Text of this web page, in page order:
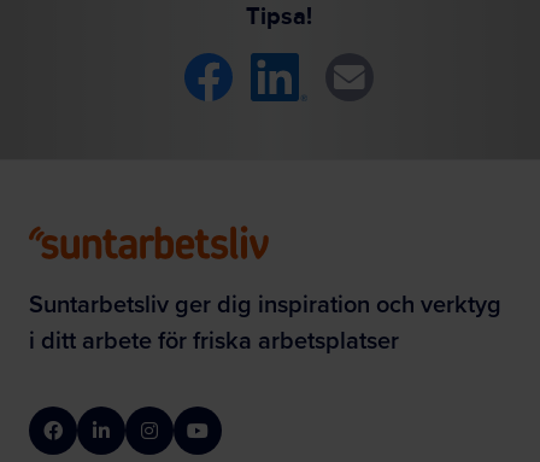
Tipsa!
Suntarbetsliv ger dig inspiration och verktyg
i ditt arbete för friska arbetsplatser
FacebookLinkedInInstagramYouTube